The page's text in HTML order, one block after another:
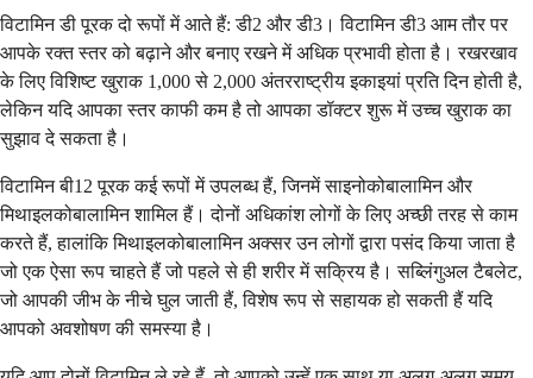
विटामिन डी पूरक दो रूपों में आते हैं: डी2 और डी3। विटामिन डी3 आम तौर पर
आपके रक्त स्तर को बढ़ाने और बनाए रखने में अधिक प्रभावी होता है। रखरखाव
के लिए विशिष्ट खुराक 1,000 से 2,000 अंतरराष्ट्रीय इकाइयां प्रति दिन होती है,
लेकिन यदि आपका स्तर काफी कम है तो आपका डॉक्टर शुरू में उच्च खुराक का
सुझाव दे सकता है।
विटामिन बी12 पूरक कई रूपों में उपलब्ध हैं, जिनमें साइनोकोबालामिन और
मिथाइलकोबालामिन शामिल हैं। दोनों अधिकांश लोगों के लिए अच्छी तरह से काम
करते हैं, हालांकि मिथाइलकोबालामिन अक्सर उन लोगों द्वारा पसंद किया जाता है
जो एक ऐसा रूप चाहते हैं जो पहले से ही शरीर में सक्रिय है। सब्लिंगुअल टैबलेट,
जो आपकी जीभ के नीचे घुल जाती हैं, विशेष रूप से सहायक हो सकती हैं यदि
आपको अवशोषण की समस्या है।